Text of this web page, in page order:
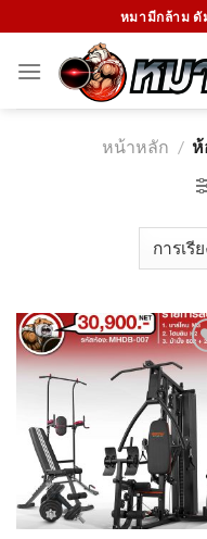
to
content
หมามีกล้าม ดั
หน้าหลัก / ห้
Add